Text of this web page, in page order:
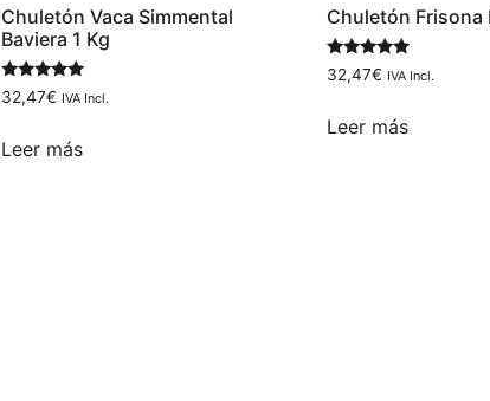
Chuletón Vaca Simmental
Baviera 1 Kg
Valorado
con
32,47€ IVA Incl.
Leer más
Chuletón Frisona
Valorado
con
32,47€ IVA Incl.
Leer más